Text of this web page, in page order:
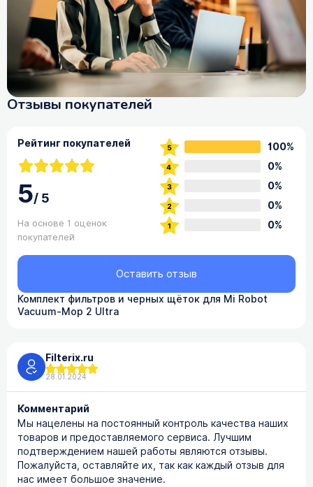
Отзывы покупателей
Рейтинг покупателей
5/5
На основе 1 оценок
покупателей
100%
0%
0%
0%
0%
Комплект фильтров и черных щёток для Mi Robot
Vacuum-Mop 2 Ultra
Оставить отзыв
Filterix.ru
28.01.2024
Комментарий
Мы нацелены на постоянный контроль качества наших
товаров и предоставляемого сервиса. Лучшим
подтверждением нашей работы являются отзывы.
Пожалуйста, оставляйте их, так как каждый отзыв для
нас имеет большое значение.